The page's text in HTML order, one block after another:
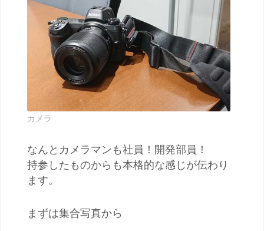
カメラ
なんとカメラマンも社員！開発部員！
持参したものからも本格的な感じが伝わり
ます。
まずは集合写真から